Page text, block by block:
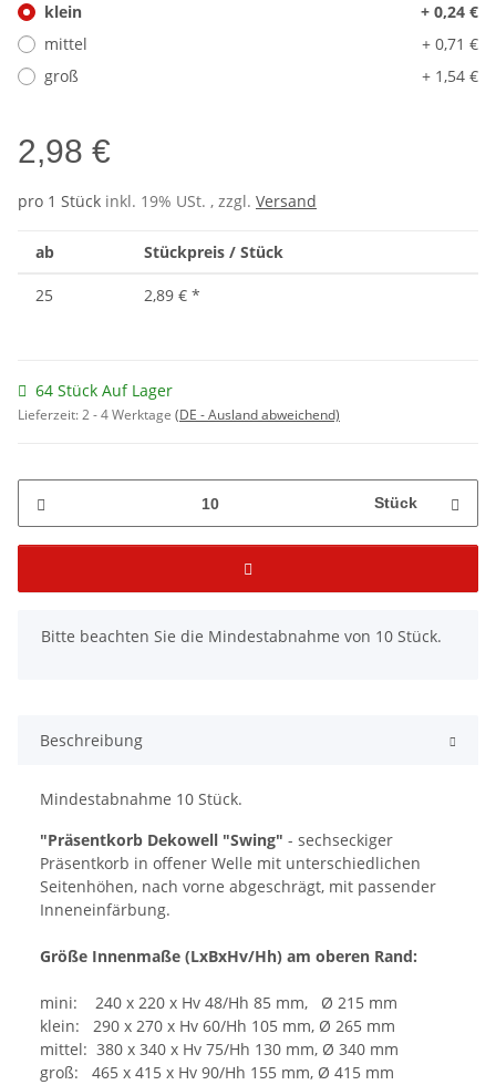
klein
+ 0,24 €
mittel
+ 0,71 €
groß
+ 1,54 €
2,98 €
pro 1 Stück inkl. 19% USt. , zzgl. Versand
ab Stückpreis / Stück
25 2,89 € *
64 Stück Auf Lager
Lieferzeit:2 - 4 Werktage (DE - Ausland abweichend)
Stück
x
Bitte beachten Sie die Mindestabnahme von 10 Stück.
Beschreibung
Mindestabnahme 10 Stück.
"Präsentkorb Dekowell "Swing" - sechseckiger
Präsentkorb in offener Welle mit unterschiedlichen
Seitenhöhen, nach vorne abgeschrägt, mit passender
Inneneinfärbung.
Größe Innenmaße (LxBxHv/Hh) am oberen Rand:
mini: 240 x 220 x Hv 48/Hh 85 mm, Ø 215 mm
klein: 290 x 270 x Hv 60/Hh 105 mm, Ø 265 mm
mittel: 380 x 340 x Hv 75/Hh 130 mm, Ø 340 mm
groß: 465 x 415 x Hv 90/Hh 155 mm, Ø 415 mm